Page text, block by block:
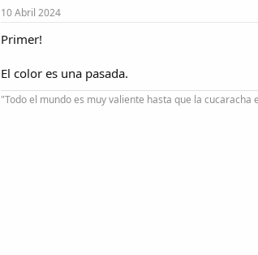
c
e
:
10 Abril 2024
Primer!
El color es una pasada.
"Todo el mundo es muy valiente hasta que la cucaracha